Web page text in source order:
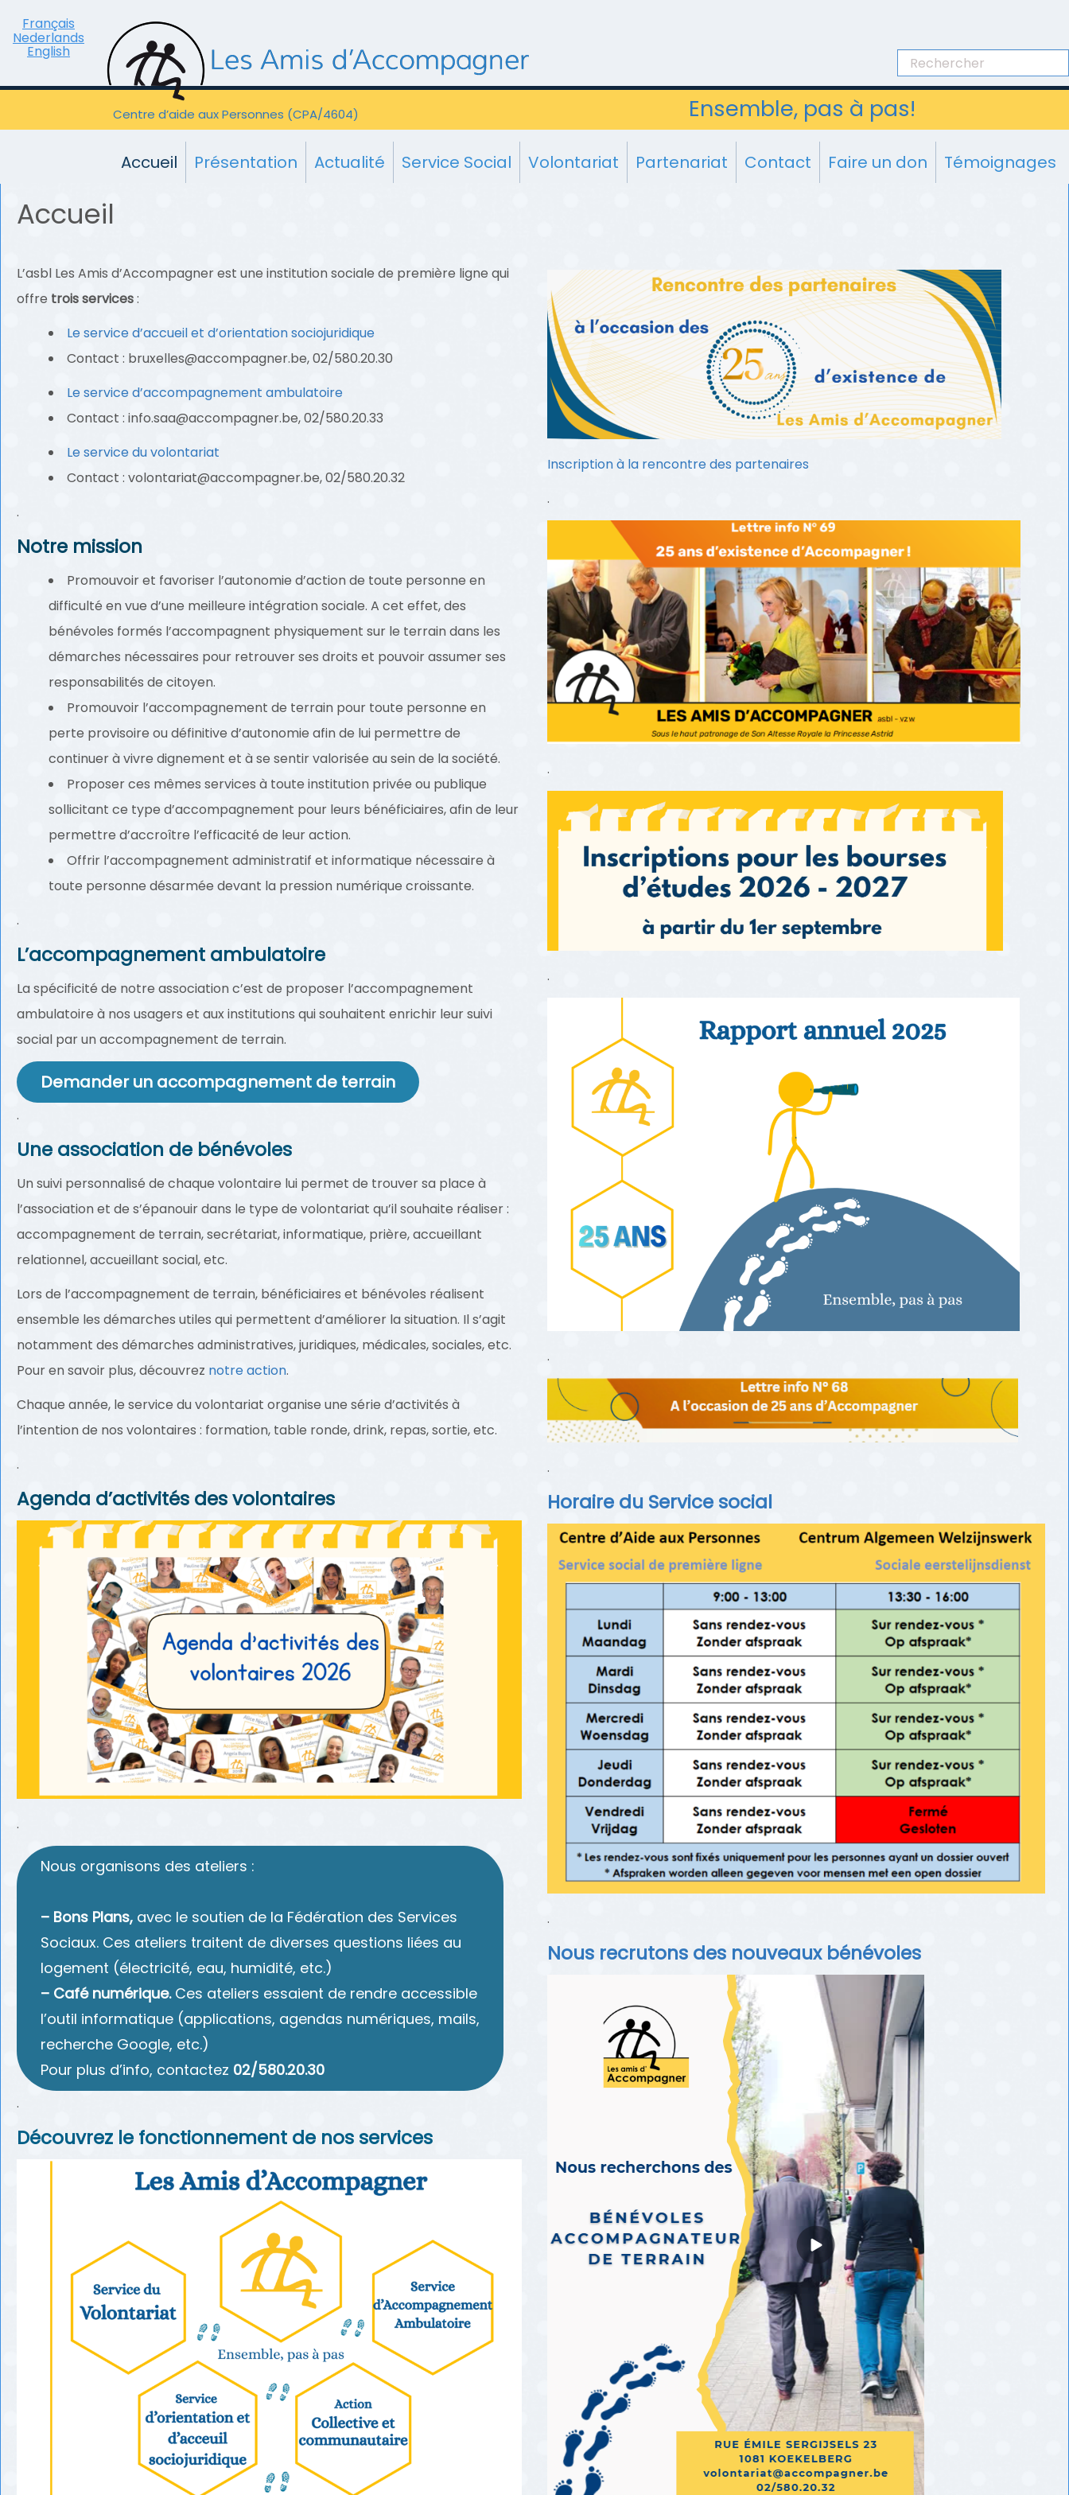
Français
Nederlands
English
Centre d’aide aux Personnes (CPA/4604) Ensemble, pas à pas!
Accueil Présentation Actualité Service Social Volontariat Partenariat Contact Faire un don Témoignages
Accueil
L’asbl Les Amis d’Accompagner est une institution sociale de première ligne qui
offre trois services:
Le service d’accueil et d’orientation sociojuridique
Contact : bruxelles@accompagner.be, 02/580.20.30
Le service d’accompagnement ambulatoire
Contact : info.saa@accompagner.be, 02/580.20.33
Le service du volontariat
Contact : volontariat@accompagner.be, 02/580.20.32
.
Notre mission
Promouvoir et favoriser l’autonomie d’action de toute personne en
difficulté en vue d’une meilleure intégration sociale. A cet effet, des
bénévoles formés l’accompagnent physiquement sur le terrain dans les
démarches nécessaires pour retrouver ses droits et pouvoir assumer ses
responsabilités de citoyen.
Promouvoir l’accompagnement de terrain pour toute personne en
perte provisoire ou définitive d’autonomie afin de lui permettre de
continuer à vivre dignement et à se sentir valorisée au sein de la société.
Proposer ces mêmes services à toute institution privée ou publique
sollicitant ce type d’accompagnement pour leurs bénéficiaires, afin de leur
permettre d’accroître l’efficacité de leur action.
Offrir l’accompagnement administratif et informatique nécessaire à
toute personne désarmée devant la pression numérique croissante.
.
L’accompagnement ambulatoire
La spécificité de notre association c’est de proposer l’accompagnement
ambulatoire à nos usagers et aux institutions qui souhaitent enrichir leur suivi
social par un accompagnement de terrain.
Demander un accompagnement de terrain
.
Une association de bénévoles
Un suivi personnalisé de chaque volontaire lui permet de trouver sa place à
l’association et de s’épanouir dans le type de volontariat qu’il souhaite réaliser :
accompagnement de terrain, secrétariat, informatique, prière, accueillant
relationnel, accueillant social, etc.
Lors de l’accompagnement de terrain, bénéficiaires et bénévoles réalisent
ensemble les démarches utiles qui permettent d’améliorer la situation. Il s’agit
notamment des démarches administratives, juridiques, médicales, sociales, etc.
Pour en savoir plus, découvrez notre action.
Chaque année, le service du volontariat organise une série d’activités à
l’intention de nos volontaires : formation, table ronde, drink, repas, sortie, etc.
.
Agenda d’activités des volontaires
.
Nous organisons des ateliers :
– Bons Plans, avec le soutien de la Fédération des Services
Sociaux. Ces ateliers traitent de diverses questions liées au
logement (électricité, eau, humidité, etc.)
– Café numérique.Ces ateliers essaient de rendre accessible
l’outil informatique (applications, agendas numériques, mails,
recherche Google, etc.)
Pour plus d’info, contactez 02/580.20.30
.
Découvrez le fonctionnement de nos services
Inscription à la rencontre des partenaires
.
.
.
.
.
Horaire du Service social
.
Nous recrutons des nouveaux bénévoles